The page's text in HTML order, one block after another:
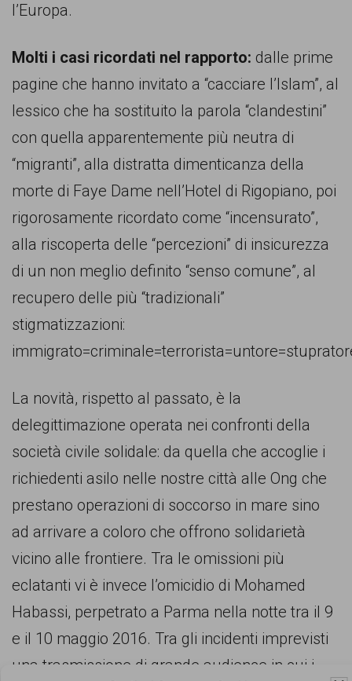
l’Europa.
Molti i casi ricordati nel rapporto: dalle prime
pagine che hanno invitato a “cacciare l’Islam”, al
lessico che ha sostituito la parola “clandestini”
con quella apparentemente più neutra di
“migranti”, alla distratta dimenticanza della
morte di Faye Dame nell’Hotel di Rigopiano, poi
rigorosamente ricordato come “incensurato”,
alla riscoperta delle “percezioni” di insicurezza
di un non meglio definito “senso comune”, al
recupero delle più “tradizionali”
stigmatizzazioni:
La novità, rispetto al passato, è la
delegittimazione operata nei confronti della
società civile solidale: da quella che accoglie i
richiedenti asilo nelle nostre città alle Ong che
prestano operazioni di soccorso in mare sino
ad arrivare a coloro che offrono solidarietà
vicino alle frontiere. Tra le omissioni più
eclatanti vi è invece l’omicidio di Mohamed
Habassi, perpetrato a Parma nella notte tra il 9
e il 10 maggio 2016. Tra gli incidenti imprevisti
una trasmissione di grande audience in cui i